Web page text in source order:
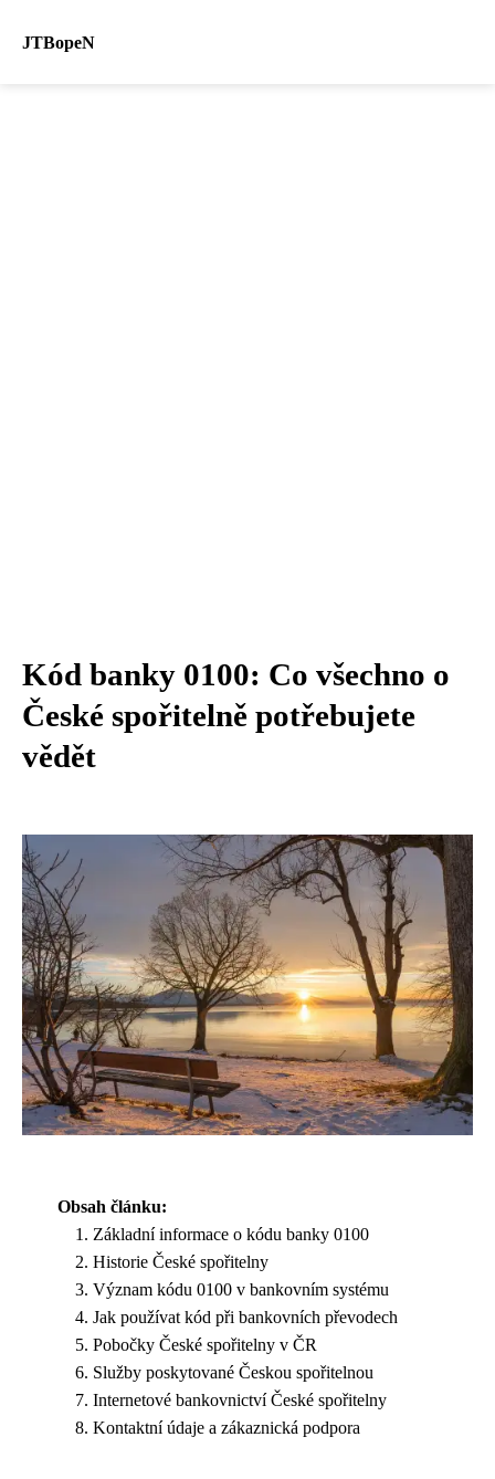
JTBopeN
Kód banky 0100: Co všechno o
České spořitelně potřebujete
vědět
Obsah článku:
Základní informace o kódu banky 0100
Historie České spořitelny
Význam kódu 0100 v bankovním systému
Jak používat kód při bankovních převodech
Pobočky České spořitelny v ČR
Služby poskytované Českou spořitelnou
Internetové bankovnictví České spořitelny
Kontaktní údaje a zákaznická podpora